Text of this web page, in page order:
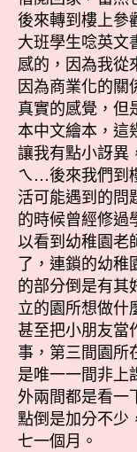
後來轉到樓上參
大班學生唸英文
感的，因為我從
因為商業化的關
真實的感覺，但
本中文繪本，這
讓我有點小訝異
ㄟ…後來我們到
活可能遇到的問
的時候曾經修過
以看到幼稚園老
了，連鎖的幼稚
的部分倒是有其
立的園所想做什
甚至把小朋友當
事，第三間園所
是唯一一間非上
外兩間都是看一
點倒是加分不少
七一個月。